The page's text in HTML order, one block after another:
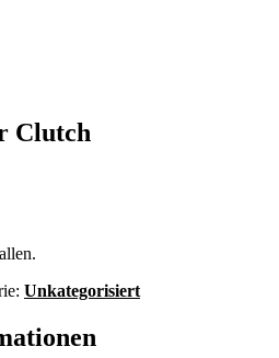
Clutch
Unkategorisiert